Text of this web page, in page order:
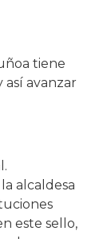
tiene
así avanzar
alcaldesa
este sello,